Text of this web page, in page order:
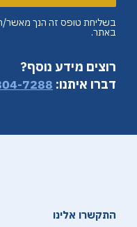
בשליחת טופס זה הנך
באתר.
רוצים מידע נוסף?
דברו איתנו: 7288
התקשרו אלינו